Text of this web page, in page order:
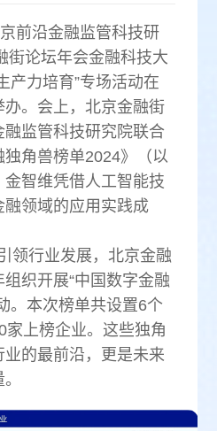
前沿金融监管科技研
街论坛年会金融科技大
产力培育”专场活动在
。会上，北京金融街
监管科技研究院联合
角兽榜单2024》（以
智维凭借人工智能技
领域的应用实践成
领行业发展，北京金融
织开展“中国数字金融
。本次榜单共设置6个
家上榜企业。这些独角
的最前沿，更是未来